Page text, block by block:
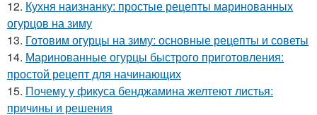
12. Кухня наизнанку: простые рецепты маринованных
огурцов на зиму
13. Готовим огурцы на зиму: основные рецепты и советы
14. Маринованные огурцы быстрого приготовления:
простой рецепт для начинающих
15. Почему у фикуса бенджамина желтеют листья:
причины и решения